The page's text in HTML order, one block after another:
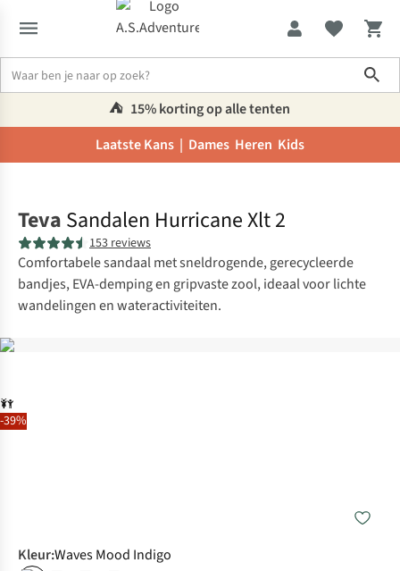
⛺️ 15% korting op alle tenten
Laatste Kans | Dames Heren Kids
-39%
Teva Sandalen Hurricane Xlt 2
153 reviews
Comfortabele sandaal met sneldrogende, gerecycleerde
bandjes, EVA-demping en gripvaste zool, ideaal voor lichte
wandelingen en wateractiviteiten.
Kleur:Waves Mood Indigo